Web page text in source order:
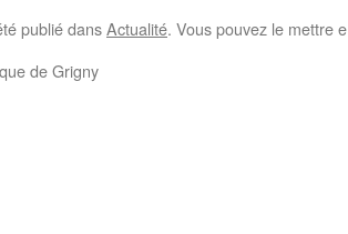
publié dansActualité. Vous pouvez le mettre
de Grigny